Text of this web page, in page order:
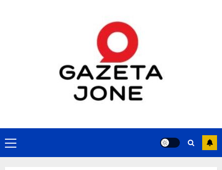
Primary
Menu